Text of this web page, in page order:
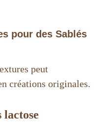
pour des Sablés
peut
créations originales.
lactose